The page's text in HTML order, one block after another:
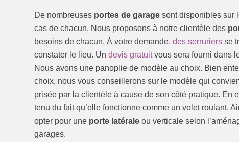
De nombreuses portes de garage sont disponibles sur
cas de chacun. Nous proposons à notre clientèle des
besoins de chacun. À votre demande,des serruriers se
constater le lieu. Undevis gratuitvous sera fourni dans
Nous avons une panoplie de modèle au choix. Bien
choix, nous vous conseillerons sur le modèle qui
prisée par la clientèle à cause de son côté pratique. En
tenu du fait qu’elle fonctionne comme un volet roulant.
opter pour une porte latérale ou verticale selon
garages.